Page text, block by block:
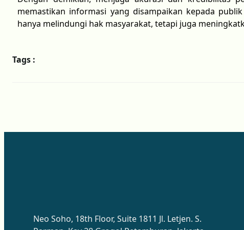
memastikan informasi yang disampaikan kepada
hanya melindungi hak masyarakat, tetapi juga
Tags :
Neo Soho, 18th Floor, Suite 1811 Jl. Letjen. S.